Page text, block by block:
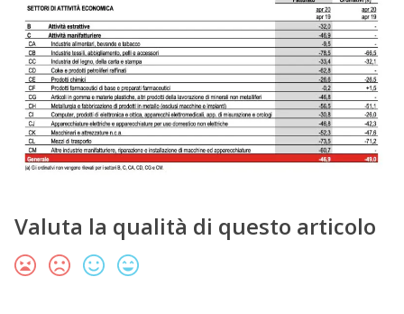
Valuta la qualità di questo articolo